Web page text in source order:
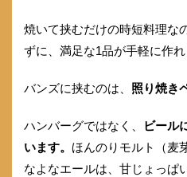
焼いて挟むだけの時短料理な
ずに、満足な1品が手軽に作れ
バンズに挟むのは、 照り焼き
ハンバーグではなく、
ビール
います。 ほんのりモルト（麦
なよなエールは、甘じょっぱ